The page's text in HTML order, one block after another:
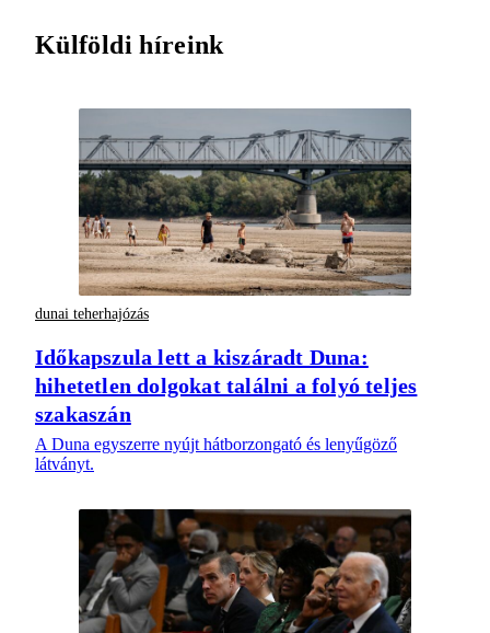
Külföldi híreink
dunai teherhajózás
Időkapszula lett a kiszáradt Duna:
hihetetlen dolgokat találni a folyó teljes
szakaszán
A Duna egyszerre nyújt hátborzongató és lenyűgöző
látványt.